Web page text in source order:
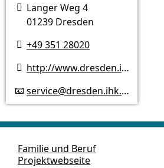
 Langer Weg 4
01239 Dresden
 +49 351 28020
 http://www.dresden.ihk.de
📧 service@dresden.ihk.de
Familie und Beruf
Projektwebseite